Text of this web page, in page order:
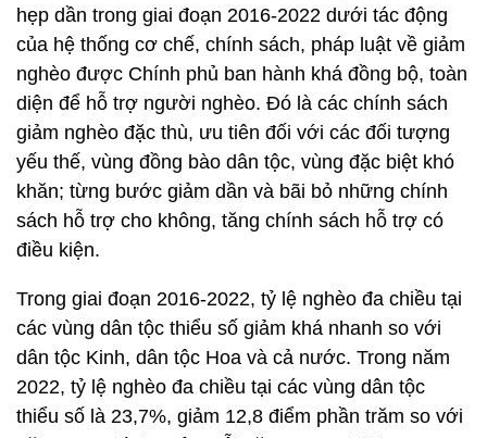
hẹp dần trong giai đoạn 2016-2022 dưới tác động
của hệ thống cơ chế, chính sách, pháp luật về giảm
nghèo được Chính phủ ban hành khá đồng bộ, toàn
diện để hỗ trợ người nghèo. Đó là các chính sách
giảm nghèo đặc thù, ưu tiên đối với các đối tượng
yếu thế, vùng đồng bào dân tộc, vùng đặc biệt khó
khăn; từng bước giảm dần và bãi bỏ những chính
sách hỗ trợ cho không, tăng chính sách hỗ trợ có
điều kiện.
Trong giai đoạn 2016-2022, tỷ lệ nghèo đa chiều tại
các vùng dân tộc thiểu số giảm khá nhanh so với
dân tộc Kinh, dân tộc Hoa và cả nước. Trong năm
2022, tỷ lệ nghèo đa chiều tại các vùng dân tộc
thiểu số là 23,7%, giảm 12,8 điểm phần trăm so với